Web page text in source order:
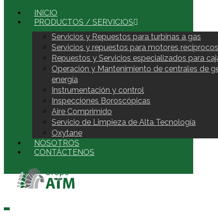
INICIO
PRODUCTOS / SERVICIOS
Servicios y Repuestos para turbinas a gas
Servicios y repuestos para motores recíprocos
Repuestos y Servicios especializados para
Operación y Mantenimiento de centrales de
energía
Instrumentación y control
Inspecciones Boroscópicas
Aire Comprimido
Servicio de Limpieza de Alta Tecnología
Oxytane
NOSOTROS
CONTÁCTENOS